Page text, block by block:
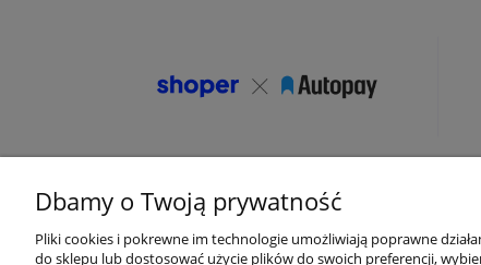
Pomoc Moje konto
Dbamy o Twoją prywatność
Pliki cookies i pokrewne im technologie umożliwiają poprawne
do sklepu lub dostosować użycie plików do swoich preferencji,